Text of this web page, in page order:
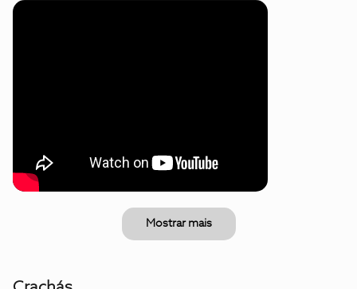
Mostrar mais